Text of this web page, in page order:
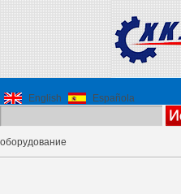
English Española
оборудование